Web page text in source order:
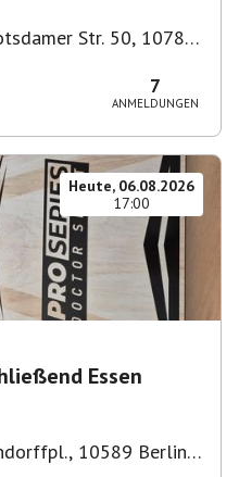
Str. 50, 10785
7
ANMELDUNGEN
Heute, 06.08.2026
17:00
Essen
10589 Berlin-